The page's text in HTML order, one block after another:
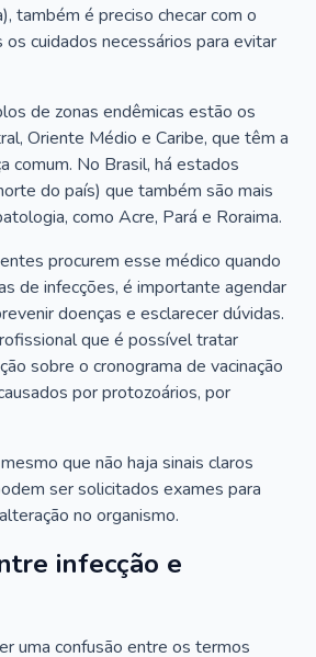
também é preciso checar com o
cuidados necessários para evitar
de zonas endêmicas estão os
Oriente Médio e Caribe, que têm a
comum. No Brasil, há estados
do país) que também são mais
como Acre, Pará e Roraima.
procurem esse médico quando
de infecções, é importante agendar
doenças e esclarecer dúvidas.
que é possível tratar
sobre o cronograma de vacinação
por protozoários, por
que não haja sinais claros
ser solicitados exames para
no organismo.
infecção e
uma confusão entre os termos